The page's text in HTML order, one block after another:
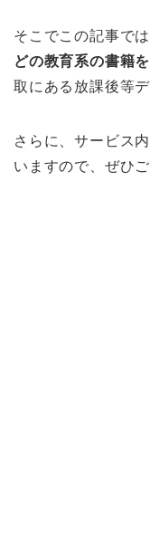
そこでこの記事では
どの教育系の書籍
取にある放課後等
さらに、サービス
いますので、ぜひご